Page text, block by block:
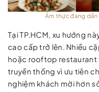
Ẩm thực đang
Tại TP.HCM, xu hướng
cao cấp trở lên. Nhiều
hoặc rooftop restaurant
truyền thống vì ưu tiên
nghiệm khách mời hơn